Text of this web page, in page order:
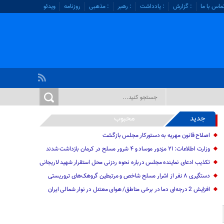
با ما : گزارش : یادداشت : رهبر : مذهبی روزنامه ویدئو
جدید محبوب
اصلاح قانون مهریه به دستورکار مجلس بازگشت
وزارت اطلاعات: ۲۱ مزدور موساد و ۴ شرور مسلح در کرمان بازداشت شدند
تکذیب ادعای نماینده مجلس درباره نحوه ردزنی محل استقرار شهید لاریجانی
دستگیری ۸ نفر از اشرار مسلح شاخص و مرتبطین گروهک‌های تروریستی
افزایش 2 درجه‌ای دما در برخی مناطق/ هوای معتدل در نوار شمالی ایران